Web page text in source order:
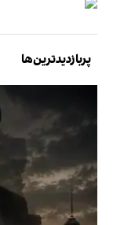
پربازدیدترین‌ها